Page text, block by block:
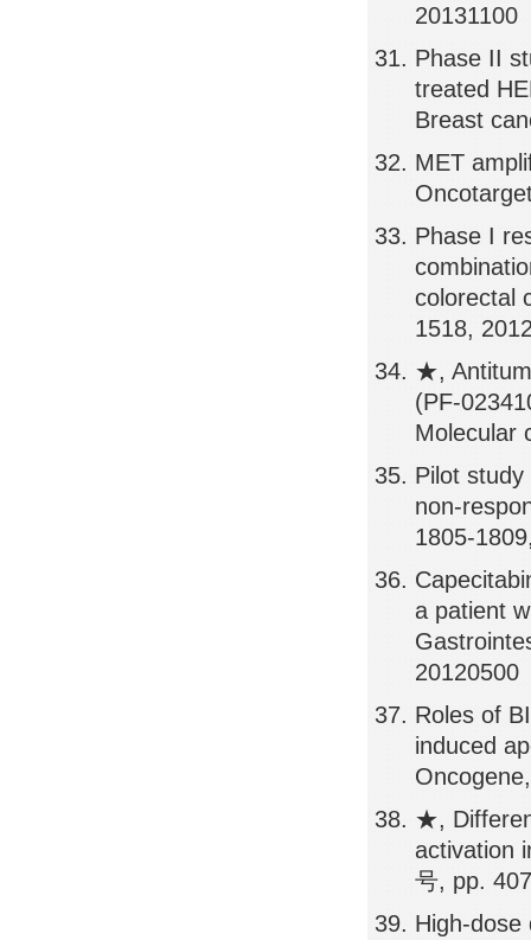
20131100
Phase II
treated
Breast
MET
Phase I
colorectal
1518,
★,
(PF-
Molecular
Pilot
non-
1805-
a patient
20120500
Roles of
induced
★,
activation
号, pp.
High-dose